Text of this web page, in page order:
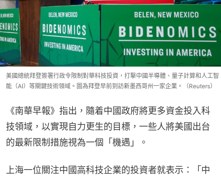
美國總統拜登簽署行政令限制對華科技投資，打擊中國半導體、量子計算和人工智
能（AI）等關鍵技術領域。圖為拜登早前到訪新墨西哥州一家企業。（Reuters）
《南華早報》指出，隨着中國政府將更多資金投入科
技領域，以實現自力更生的目標，一些人將美國出台
的最新限制措施視為一個「機遇」。
上海一位關注中國高科技企業的投資者就表示：「中